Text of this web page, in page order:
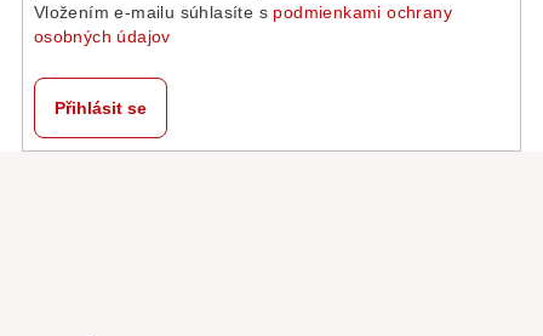
Vložením e-mailu súhlasíte s podmienkami ochrany
osobných údajov
Přihlásit se